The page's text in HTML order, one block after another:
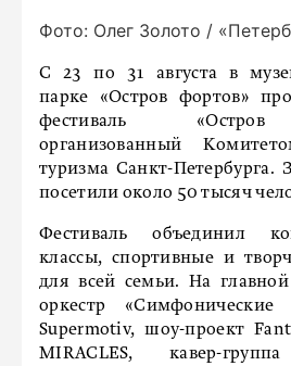
Фото: Олег Золото /
С 23 по 31 августа в
парке «Остров фортов»
фестиваль «Остров
организованный
туризма Санкт-Петербурга.
посетили около 50 тысяч
Фестиваль объединил
классы, спортивные и
для всей семьи. На
оркестр «Симфонические
Supermotiv, шоу-проект
MIRACLES, кавер-